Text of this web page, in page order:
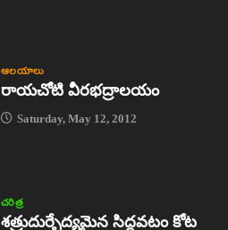
ఆలయాలు
రాయచోటి వీరభద్రాలయం
Saturday, May 12, 2012
చరిత్ర
శత్రుదుర్భేద్యమైన సిద్ధవటం కోట